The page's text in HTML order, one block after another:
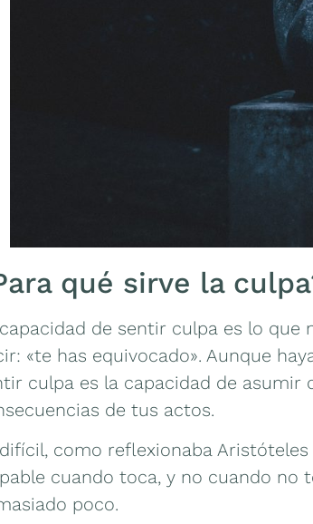
qué sirve la
de sentir culpa es lo que
«te has equivocado». Aunque
culpa es la capacidad de asumir
de tus actos.
como reflexionaba
cuando toca, y no cuando no
poco.